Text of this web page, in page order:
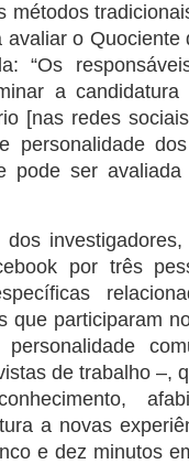
métodos
o Quociente
“Os
a
[nas redes
personalidade
pode ser
por três
que participaram
de trabalho –,
a novas
e dez minutos